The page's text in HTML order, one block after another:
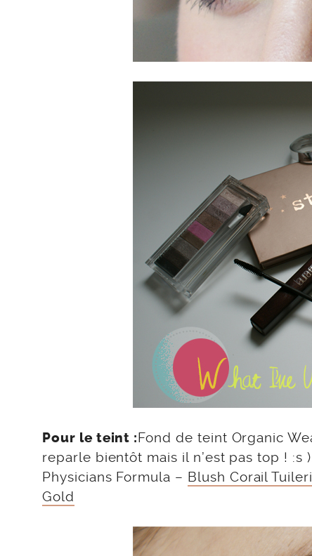
Pour le teint :Fond de teint Organic
reparle bientôt mais il n’est pas top !
Physicians Formula – Blush Corail
Gold